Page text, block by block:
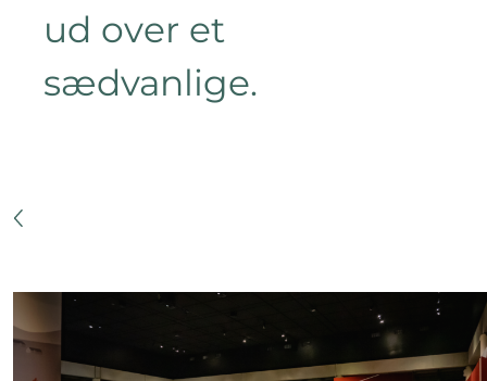
ud over et
sædvanlige.